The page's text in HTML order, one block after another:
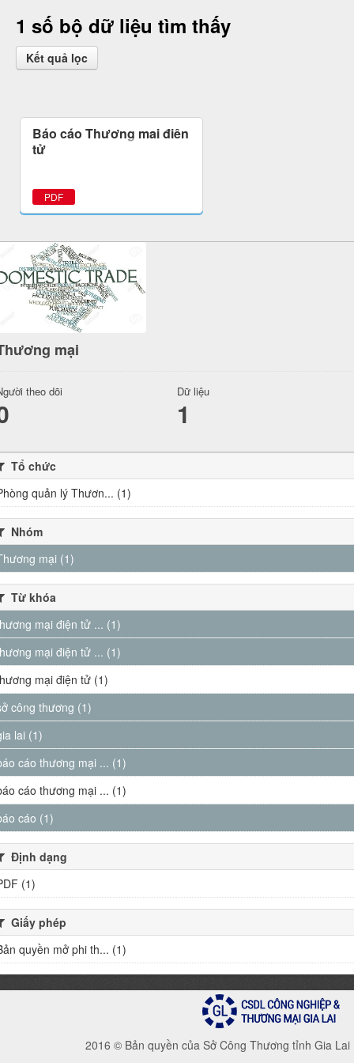
1 số bộ dữ liệu tìm thấy
Kết quả lọc
Báo cáo Thương mại điện
tử
PDF
mại
theo dõi Dữ liệu
1
Tổ chức
quản lý Thươn... (1)
Nhóm
mại (1)
Từ khóa
mại điện tử ... (1)
mại điện tử ... (1)
mại điện tử (1)
công thương (1)
lai (1)
cáo thương mại ... (1)
cáo thương mại ... (1)
cáo (1)
Định dạng
(1)
Giấy phép
quyền mở phi th... (1)
2016 © Bản quyền của Sở Công Thương tỉnh Gia Lai